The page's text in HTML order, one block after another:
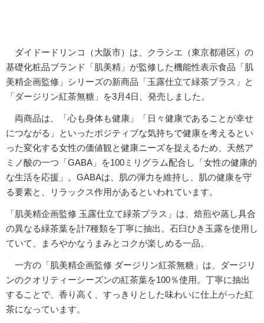
ダイドードリンコ（大阪市）は、クラシエ（東京都港区）の
基礎化粧品ブランド「肌美精」が監修した機能性表示食品「肌
美精企画監修」シリーズの新商品「玉露仕立て緑茶プラス」と
「ダージリン紅茶無糖」を3月4日、発売しました。
両商品は、「心も身体も健康」「日々健康であることが幸せ
につながる」といったポジティブな気持ちで健康を考えるとい
った変化する女性の価値観と健康ニーズを捉えるため、天然ア
ミノ酸の一つ「GABA」を100ミリグラム配合し「女性の健康的
な生活を応援」。GABAは、肌の弾力を維持し、肌の健康を守
る要素と、リラックス作用があるといわれています。
「肌美精企画監修 玉露仕立て緑茶プラス」は、焙煎や蒸し具合
の異なる緑茶葉を計7種類を丁寧に抽出。石臼ひき玉露を使用し
ていて、まろやかなうまみとコクが楽しめる一品。
一方の「肌美精企画監修 ダージリン紅茶無糖」は、ダージリ
ンのクオリティーシーズンの紅茶葉を100％使用。丁寧に抽出
することで、香り高く、すっきりとした味わいに仕上がった紅
茶になっています。